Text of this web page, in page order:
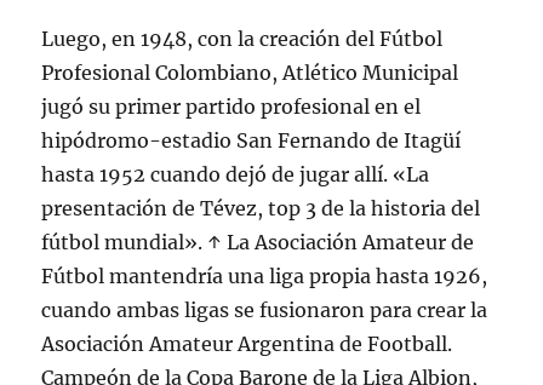
Luego, en 1948, con la creación del Fútbol
Profesional Colombiano, Atlético Municipal
jugó su primer partido profesional en el
hipódromo-estadio San Fernando de Itagüí
hasta 1952 cuando dejó de jugar allí. «La
presentación de Tévez, top 3 de la historia del
fútbol mundial». ↑ La Asociación Amateur de
Fútbol mantendría una liga propia hasta 1926,
cuando ambas ligas se fusionaron para crear la
Asociación Amateur Argentina de Football.
Campeón de la Copa Barone de la Liga Albion,